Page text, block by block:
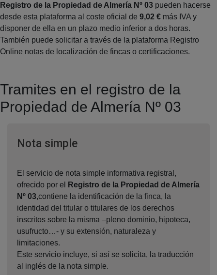
Registro de la Propiedad de Almería Nº 03 pueden hacerse
desde esta plataforma al coste oficial de 9,02 € más IVA y
disponer de ella en un plazo medio inferior a dos horas.
También puede solicitar a través de la plataforma Registro
Online notas de localización de fincas o certificaciones.
Tramites en el registro de la
Propiedad de Almería Nº 03
Nota simpleVentana nueva
El servicio de nota simple informativa registral,
ofrecido por el
Registro de la Propiedad de Almería
Nº 03,contiene la identificación de la finca, la
identidad del titular o titulares de los derechos
inscritos sobre la misma –pleno dominio, hipoteca,
usufructo…- y su extensión, naturaleza y
limitaciones.
Este servicio incluye, si así se solicita, la traducción
al inglés de la nota simple.